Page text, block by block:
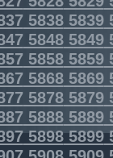
58385839
58485849
58585859
58685869
58785879
58885889
58985899